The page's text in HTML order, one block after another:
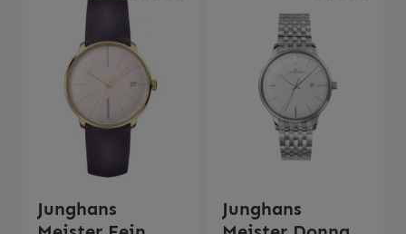
antiriflessoImpermeabil
itá 5 bar Cinturino in
cuoio in ottica satinata
con chiusura a
madarino in acciaio2
anni di garanziaScatola
originale
con 2 anni di
garanzia Scatola
originale
Junghans
Junghans